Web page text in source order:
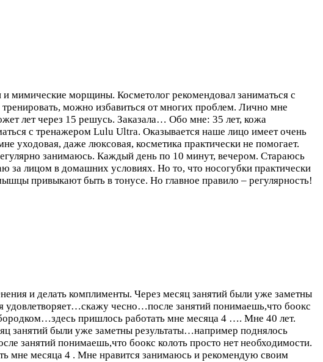
мимические морщины. Косметолог рекомендовал заниматься с
можно избавиться от многих проблем. Лично мне
лет через 15 решусь. Заказала… Обо мне: 35 лет, кожа
с тренажером Lulu Ultra. Оказывается наше лицо имеет очень
уходовая, даже люксовая, косметика практически не помогает.
занимаюсь. Каждый день по 10 минут, вечером. Стараюсь
за лицом в домашних условиях. Но то, что носогубки практически
привыкают быть в тонусе. Но главное правило – регулярность!
и делать комплименты. Через месяц занятий были уже заметны
удовлетворяет…скажу чесно…после занятий понимаешь,что боокс
пришлось работать мне месяца 4 …. Мне 40 лет.
занятий были уже заметны результаты…например поднялось
занятий понимаешь,что боокс колоть просто нет необходимости.
мне месяца 4 . Мне нравится занимаюсь и рекомендую своим